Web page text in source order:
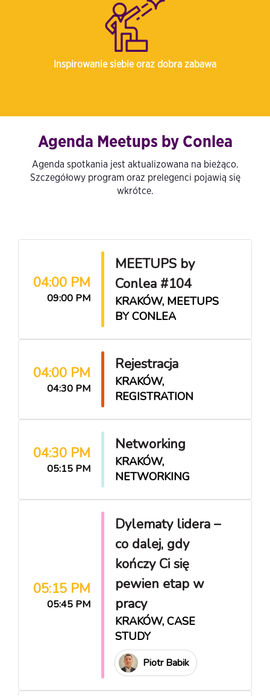
Inspirowanie siebie oraz dobra zabawa
Agenda Meetups by Conlea
Agenda spotkania jest aktualizowana na bieżąco.
Szczegółowy program oraz prelegenci pojawią się
wkrótce.